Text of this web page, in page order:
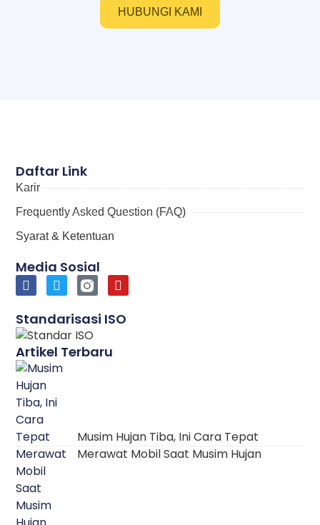
HUBUNGI KAMI
Artikel Terbaru
Musim Hujan Tiba, Ini Cara Tepat
Merawat Mobil Saat Musim Hujan
Daftar Link
Karir
Frequently Asked Question (FAQ)
Syarat & Ketentuan
Media Sosial
Standarisasi ISO